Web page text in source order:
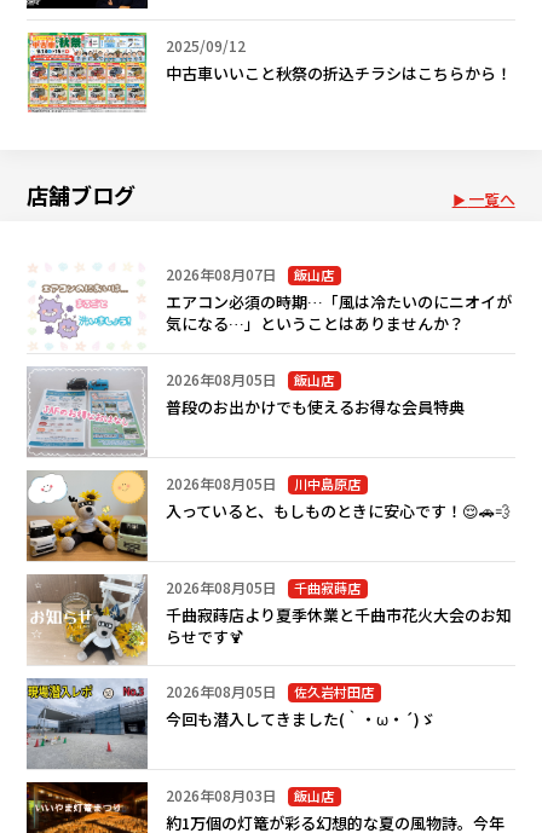
2025/09/12
中古車いいこと秋祭の折込チラシはこちらから！
店舗ブログ 一覧へ
2026年08月07日 飯山店
エアコン必須の時期…「風は冷たいのにニオイが
気になる…」ということはありませんか？
2026年08月05日 飯山店
普段のお出かけでも使えるお得な会員特典
2026年08月05日 川中島原店
入っていると、もしものときに安心です！😌🚗💨
2026年08月05日 千曲寂蒔店
千曲寂蒔店より夏季休業と千曲市花火大会のお知
らせです🍹
2026年08月05日 佐久岩村田店
今回も潜入してきました(｀・ω・´)ゞ
2026年08月03日 飯山店
約1万個の灯篭が彩る幻想的な夏の風物詩。今年